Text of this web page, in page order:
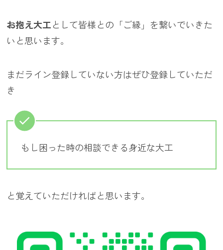
お抱え大工として皆様との「ご縁」を繋いでいきた
いと思います。
まだライン登録していない方はぜひ登録していただ
き
もし困った時の相談できる身近な大工
と覚えていただければと思います。